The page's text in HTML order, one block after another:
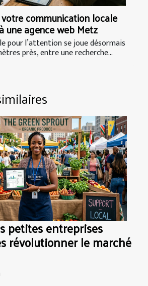
communication locale
une agence web Metz
pour l’attention se joue désormais
près, entre une recherche...
petites entreprises
révolutionner le marché